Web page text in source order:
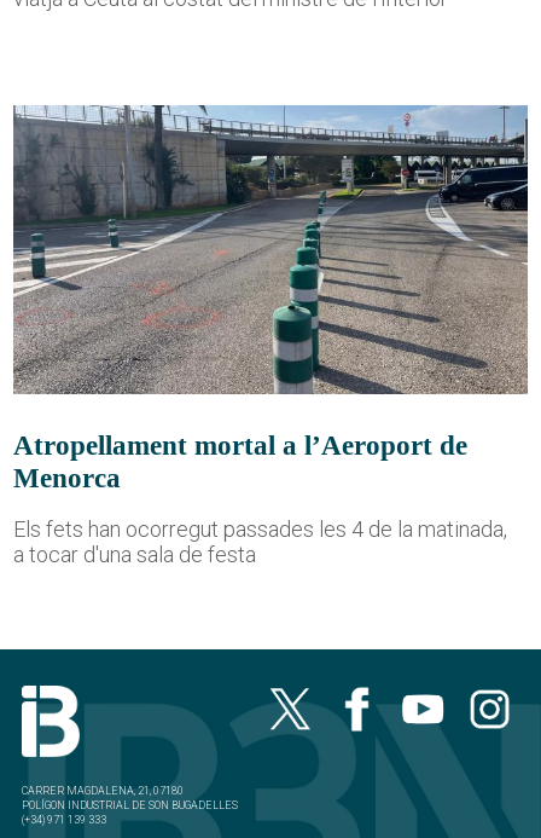
Atropellament mortal a l’Aeroport de
Menorca
Els fets han ocorregut passades les 4 de la matinada,
a tocar d'una sala de festa
CARRER MAGDALENA, 21, 07180
POLÍGON INDUSTRIAL DE SON BUGADELLES
(+34) 971 139 333